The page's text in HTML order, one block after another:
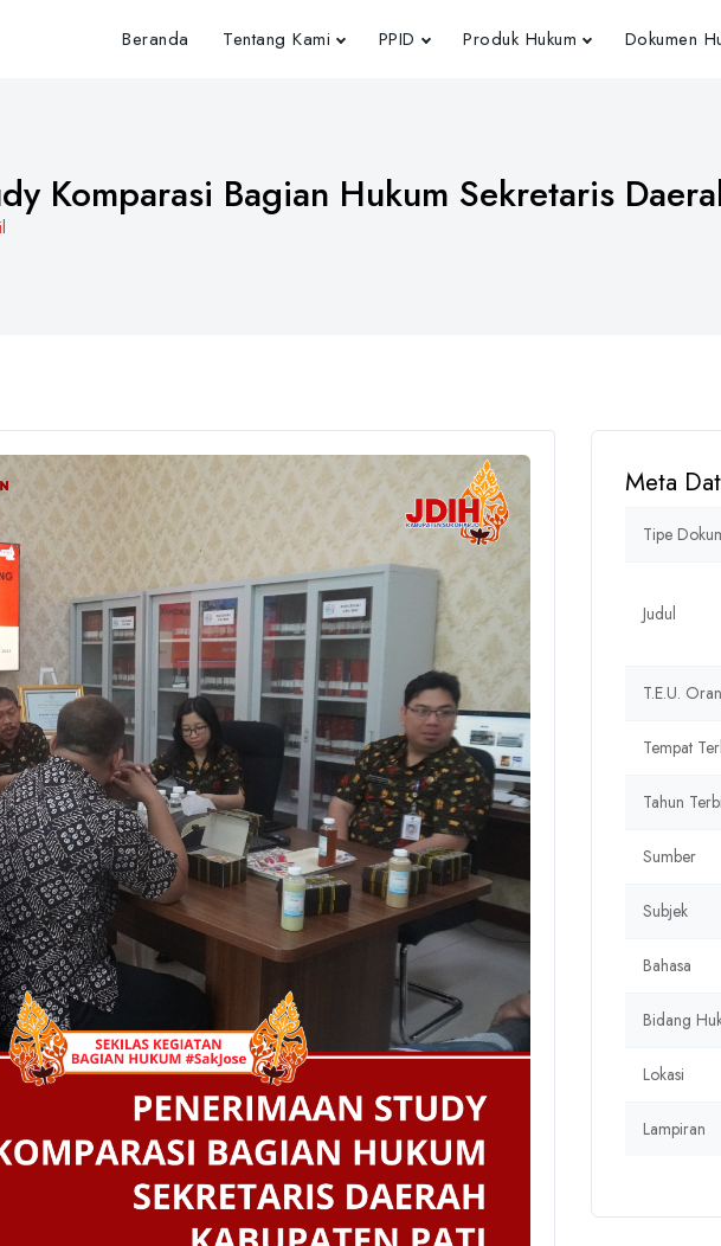
Beranda Tentang Kami PPID Produk Hukum Dokumen
Komparasi Bagian Hukum Sekretaris
Meta
Tipe
Judul
T.E.U.
Tempat
Tahun
Sumber
Subjek
Bahasa
Bidang
Lokasi
Lampiran